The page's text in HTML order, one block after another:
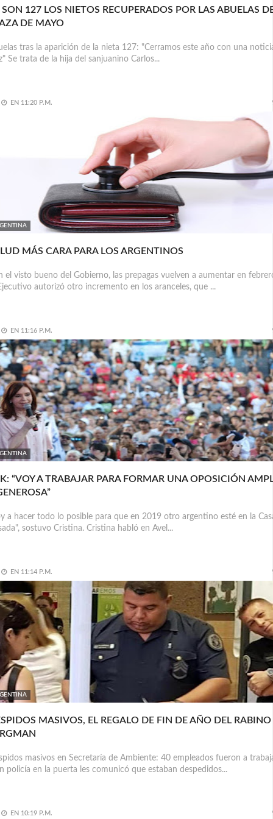
SON 127 LOS NIETOS RECUPERADOS POR LAS ABUELAS
DE MAYO
tras la aparición de la nieta 127: "Cerramos este año con una
Se trata de la hija del sanjuanino Carlos...
EN 11:20 P.M.
MÁS CARA PARA LOS ARGENTINOS
el visto bueno del Gobierno, las prepagas vuelven a aumentar en
autorizó otro incremento en los aranceles, que ...
EN 11:16 P.M.
“VOY A TRABAJAR PARA FORMAR UNA OPOSICIÓN
a hacer todo lo posible para que en 2019 otro argentino esté en la
sostuvo Cristina. Cristina habló en Avel...
EN 11:14 P.M.
MASIVOS, EL REGALO DE FIN DE AÑO DEL RABINO
masivos en Secretaría de Ambiente: 40 empleados fueron a
policía en la puerta les comunicó que estaban despedidos...
EN 10:19 P.M.